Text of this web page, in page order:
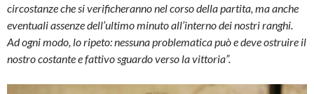
circostanze che si verificheranno nel corso della partita, ma anche
eventuali assenze dell’ultimo minuto all’interno dei nostri ranghi.
Ad ogni modo, lo ripeto: nessuna problematica può e deve ostruire il
nostro costante e fattivo sguardo verso la vittoria”.